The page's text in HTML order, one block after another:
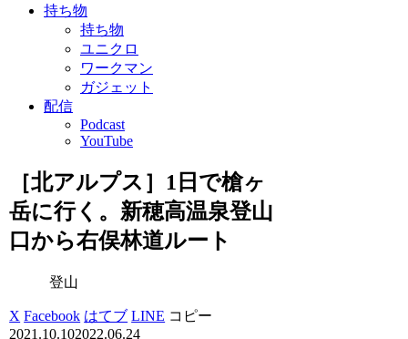
持ち物
持ち物
ユニクロ
ワークマン
ガジェット
配信
Podcast
YouTube
［北アルプス］1日で槍ヶ
岳に行く。新穂高温泉登山
口から右俣林道ルート
登山
X Facebook はてブ LINE コピー
2021.10.102022.06.24